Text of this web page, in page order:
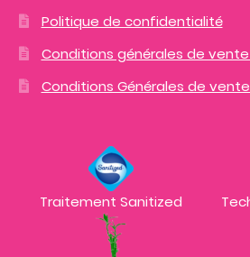
Politique de confidentialité
Conditions générales de
Conditions Générales de
Traitement Sanitized